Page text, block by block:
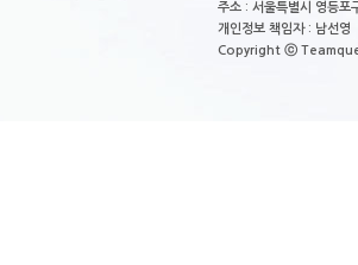
주소 : 서울특별시 영등
개인정보 책임자 : 남
Copyright ⓒ